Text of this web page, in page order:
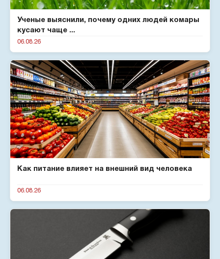
Ученые выяснили, почему одних людей комары
кусают чаще ...
06.08.26
Как питание влияет на внешний вид человека
06.08.26